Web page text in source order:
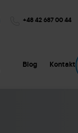
+48 42 687 00 44
Blog Kontakt